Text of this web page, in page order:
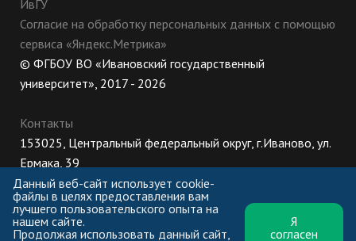
ИвГУ
Согласие на обработку персональных данных с помощью
сервиса «Яндекс.Метрика»
© ФГБОУ ВО «Ивановский государственный
университет», 2017 - 2026
Контакты
153025, Центральный федеральный округ, г.Иваново, ул.
Ермака, 39
8 (800) 222-56-86 (Приемная комиссия), +7 (4932) 32-62-
10 (Ректорат)
ПН-ЧТ: 8:30-17:00;
Данный веб-сайт использует cookie-
файлы в целях предоставления вам
лучшего пользовательского опыта на
нашем сайте.
Продолжая использовать данный сайт,
Я
согласен